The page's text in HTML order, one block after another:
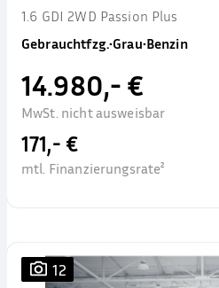
1.6 GDI 2WD Passion Plus
Gebrauchtfzg.•Grau•Benzin
14.980,- €
MwSt. nicht ausweisbar
171,- €
mtl. Finanzierungsrate²
12